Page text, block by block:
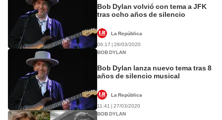
Bob Dylan volvió con tema a JFK
tras ocho años de silencio
La República
06:17 | 28/03/2020
BOB DYLAN
Bob Dylan lanza nuevo tema tras 8
años de silencio musical
La República
11:41 | 27/03/2020
BOB DYLAN